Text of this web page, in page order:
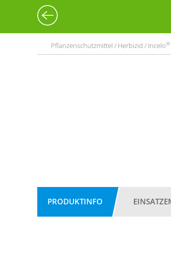
Pflanzenschutzmittel / Herbizid / Incelo®
PRODUKTINFO